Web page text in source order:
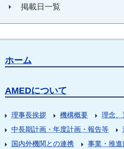
掲載日一覧
ホーム
AMEDについて
理事長挨拶 機構概要
理念
中長期計画・年度計画・報告等
国内外機関との連携
事業・推進